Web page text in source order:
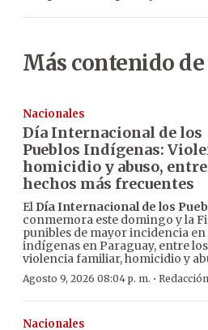
Más contenido de
Nacionales
Día Internacional de los
Pueblos Indígenas:
homicidio y abuso,
hechos más frecuentes
El Día Internacional de los
conmemora este domingo y la
punibles de mayor incidencia
indígenas en Paraguay, entre
violencia familiar, homicidio y
Agosto 9, 2026 08:04 p. m. ·
Nacionales